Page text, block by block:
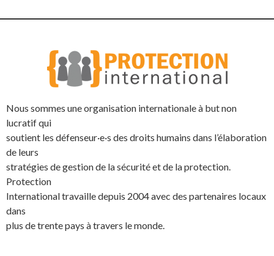
Nous sommes une organisation internationale à but non
lucratif qui
soutient les défenseur·e·s des droits humains dans l’élaboration
de leurs
stratégies de gestion de la sécurité et de la protection.
Protection
International travaille depuis 2004 avec des partenaires locaux
dans
plus de trente pays à travers le monde.